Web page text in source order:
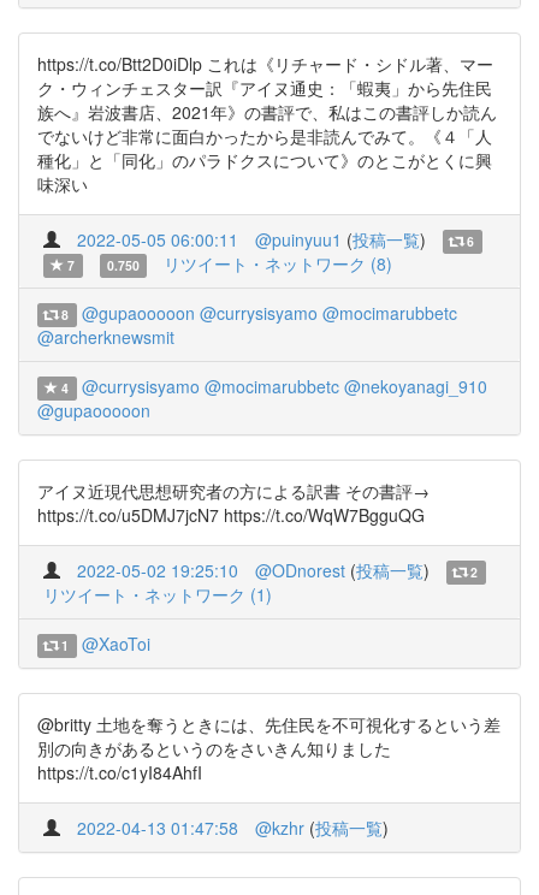
https://t.co/Btt2D0iDlp これは《リチャード・シドル著、マー
ク・ウィンチェスター訳『アイヌ通史：「蝦夷」から先住民
族へ』岩波書店、2021年》の書評で、私はこの書評しか読ん
でないけど非常に面白かったから是非読んでみて。《４「人
種化」と「同化」のパラドクスについて》のとこがとくに興
味深い
2022-05-05 06:00:11 @puinyuu1 (投稿一覧)
6
7
0.750 リツイート・ネットワーク (8)
8 @gupaooooon @currysisyamo @mocimarubbetc
@archerknewsmit
4 @currysisyamo @mocimarubbetc @nekoyanagi_910
@gupaooooon
アイヌ近現代思想研究者の方による訳書 その書評→
https://t.co/u5DMJ7jcN7 https://t.co/WqW7BgguQG
2022-05-02 19:25:10 @ODnorest (投稿一覧) 2
リツイート・ネットワーク (1)
1 @XaoToi
@britty 土地を奪うときには、先住民を不可視化するという差
別の向きがあるというのをさいきん知りました
https://t.co/c1yI84AhfI
2022-04-13 01:47:58 @kzhr (投稿一覧)